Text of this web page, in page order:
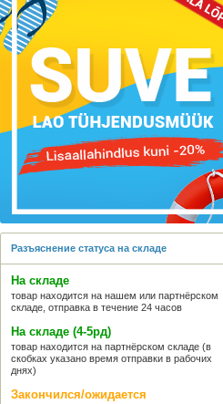
Разъяснение статуса на складе
На складе
товар находится на нашем или партнёрском
складе, отправка в течение 24 часов
На складе (4-5рд)
товар находится на партнёрском складе (в
скобках указано время отправки в рабочих
днях)
Закончился/ожидается